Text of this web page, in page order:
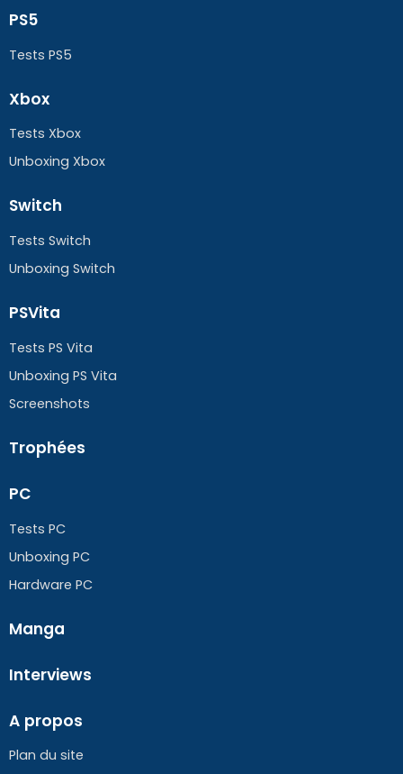
PS5
Tests PS5
Xbox
Tests Xbox
Unboxing Xbox
Switch
Tests Switch
Unboxing Switch
PSVita
Tests PS Vita
Unboxing PS Vita
Screenshots
Trophées
PC
Tests PC
Unboxing PC
Hardware PC
Manga
Interviews
A propos
Plan du site